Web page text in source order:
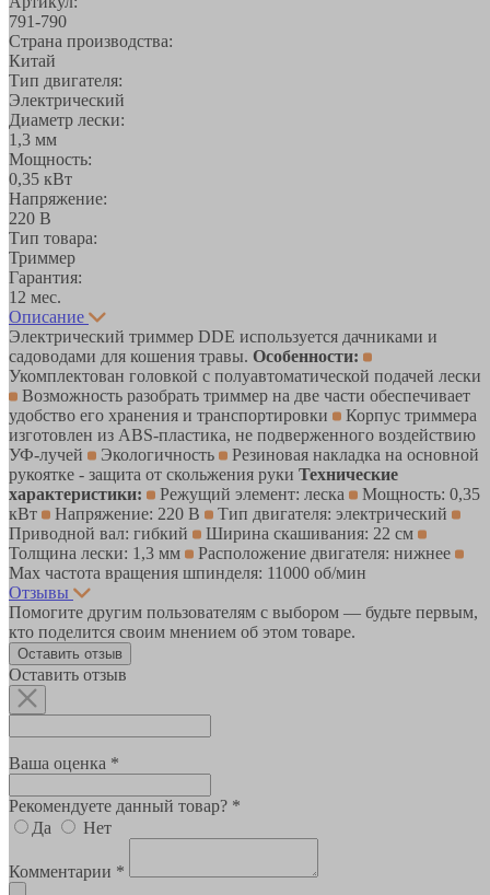
791-790
Страна производства:
Китай
Тип двигателя:
Электрический
Диаметр лески:
1,3 мм
Мощность:
0,35 кВт
Напряжение:
220 В
Тип товара:
Триммер
Гарантия:
12 мес.
Описание
Электрический триммер DDE используется дачниками и
садоводами для кошения травы. Особенности:
Укомплектован головкой с полуавтоматической подачей лески
Возможность разобрать триммер на две части обеспечивает
удобство его хранения и транспортировки
Корпус триммера
изготовлен из ABS-пластика, не подверженного воздействию
УФ-лучей
Экологичность
Резиновая накладка на основной
рукоятке - защита от скольжения руки Технические
характеристики:
Режущий элемент: леска
Мощность: 0,35
кВт
Напряжение: 220 В
Тип двигателя: электрический
Приводной вал: гибкий
Ширина скашивания: 22 см
Толщина лески: 1,3 мм
Расположение двигателя: нижнее
Max частота вращения шпинделя: 11000 об/мин
Отзывы
Помогите другим пользователям с выбором — будьте первым,
кто поделится своим мнением об этом товаре.
Оставить отзыв
Оставить отзыв
Ваша оценка *
Рекомендуете данный товар? *
Да
Нет
Комментарии *